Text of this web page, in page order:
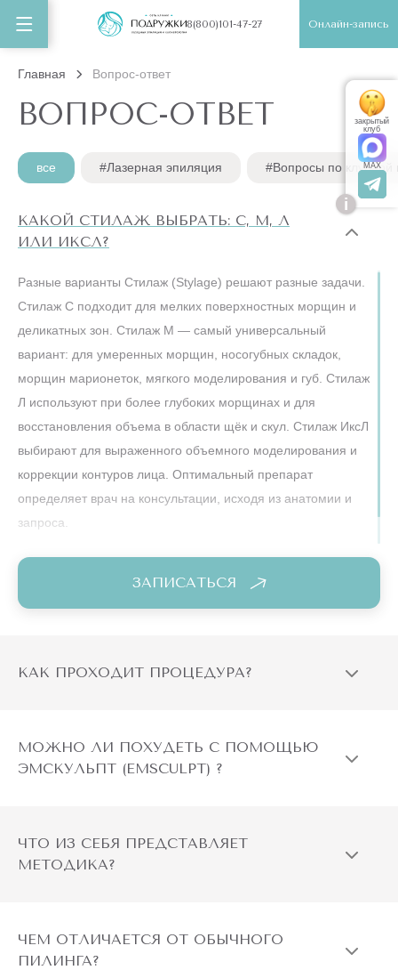
8(800)101-47-27 Онлайн-запись
Главная Вопрос-ответ
ВОПРОС-ОТВЕТ
все #Лазерная эпиляция #Вопросы по клубной
КАКОЙ СТИЛАЖ ВЫБРАТЬ: С, М, Л
ИЛИ ИКСЛ?
Разные варианты Стилаж (Stylage) решают разные задачи.
Стилаж С подходит для мелких поверхностных морщин и
деликатных зон. Стилаж М — самый универсальный
вариант: для умеренных морщин, носогубных складок,
морщин марионеток, мягкого моделирования и губ. Стилаж
Л используют при более глубоких морщинах и для
восстановления объема в области щёк и скул. Стилаж ИксЛ
выбирают для выраженного объемного моделирования и
коррекции контуров лица. Оптимальный препарат
определяет врач на консультации, исходя из анатомии и
запроса.
ЗАПИСАТЬСЯ
КАК ПРОХОДИТ ПРОЦЕДУРА?
МОЖНО ЛИ ПОХУДЕТЬ С ПОМОЩЬЮ
ЭМСКУЛЬПТ (EMSCULPT) ?
ЧТО ИЗ СЕБЯ ПРЕДСТАВЛЯЕТ
МЕТОДИКА?
ЧЕМ ОТЛИЧАЕТСЯ ОТ ОБЫЧНОГО
ПИЛИНГА?
i
закрытый
клуб
MAX